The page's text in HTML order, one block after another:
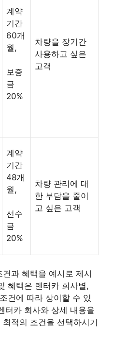
계약
기간
60개
월,
보증
금
20%
차량을 장기간
사용하고 싶은
고객
계약
기간
48개
월,
선수
금
20%
차량 관리에 대
한 부담을 줄이
고 싶은 고객
과 혜택을 예시로 제시
혜택은 렌터카 회사별,
건에 따라 상이할 수 있
터카 회사와 상세 내용을
적의 조건을 선택하시기